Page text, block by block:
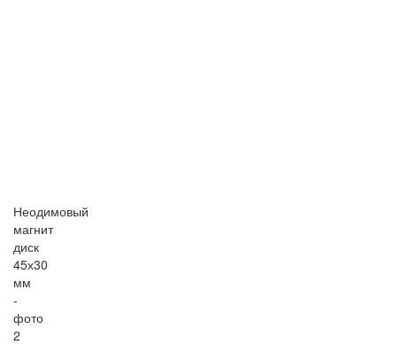
Неодимовый
магнит
диск
45х30
мм
-
фото
2